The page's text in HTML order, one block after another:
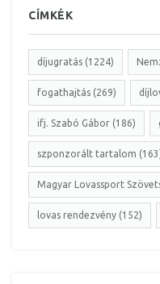
CÍMKÉK
díjugratás (1224)
fogathajtás (269)
ifj. Szabó Gábor (186)
szponzorált tartalom
Magyar Lovassport
lovas rendezvény (152)